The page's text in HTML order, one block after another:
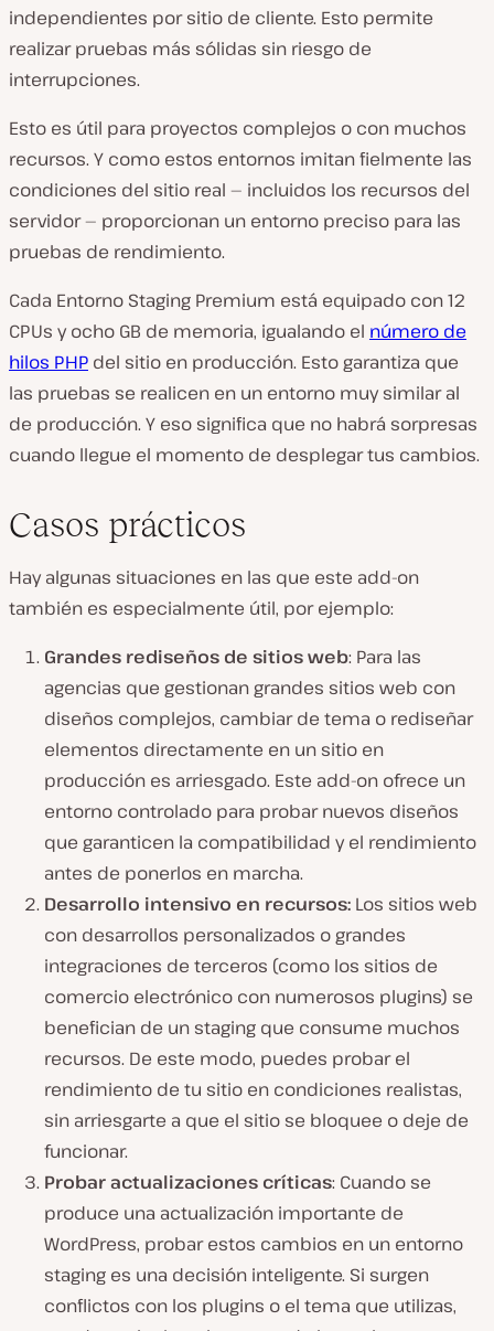
independientes por sitio de cliente. Esto permite
realizar pruebas más sólidas sin riesgo de
interrupciones.
Esto es útil para proyectos complejos o con muchos
recursos. Y como estos entornos imitan fielmente las
condiciones del sitio real — incluidos los recursos del
servidor — proporcionan un entorno preciso para las
pruebas de rendimiento.
Cada Entorno Staging Premium está equipado con 12
CPUs y ocho GB de memoria, igualando el número de
hilos PHP del sitio en producción. Esto garantiza que
las pruebas se realicen en un entorno muy similar al
de producción. Y eso significa que no habrá sorpresas
cuando llegue el momento de desplegar tus cambios.
Casos prácticos
Hay algunas situaciones en las que este add-on
también es especialmente útil, por ejemplo:
Grandes rediseños de sitios web: Para las
agencias que gestionan grandes sitios web con
diseños complejos, cambiar de tema o rediseñar
elementos directamente en un sitio en
producción es arriesgado. Este add-on ofrece un
entorno controlado para probar nuevos diseños
que garanticen la compatibilidad y el rendimiento
antes de ponerlos en marcha.
Desarrollo intensivo en recursos: Los sitios web
con desarrollos personalizados o grandes
integraciones de terceros (como los sitios de
comercio electrónico con numerosos plugins) se
benefician de un staging que consume muchos
recursos. De este modo, puedes probar el
rendimiento de tu sitio en condiciones realistas,
sin arriesgarte a que el sitio se bloquee o deje de
funcionar.
Probar actualizaciones críticas: Cuando se
produce una actualización importante de
WordPress, probar estos cambios en un entorno
staging es una decisión inteligente. Si surgen
conflictos con los plugins o el tema que utilizas,